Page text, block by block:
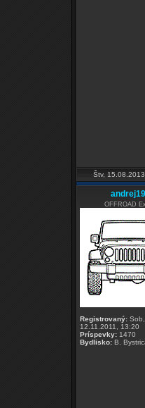
Štv,
OFFROAD
Registrovaný: Sob,
12.11.2011, 13:20
Príspevky: 1470
Bydlisko: B.